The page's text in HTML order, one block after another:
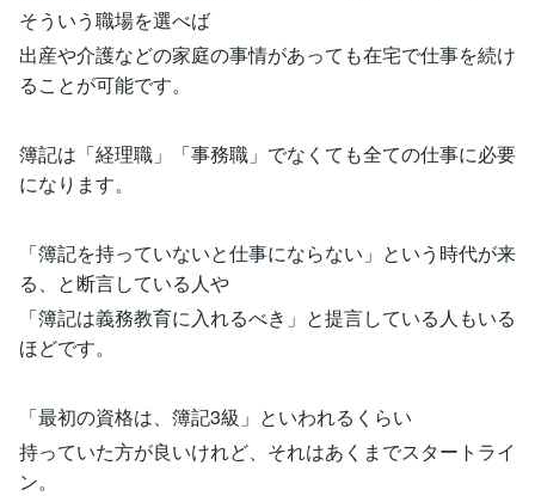
そういう職場を選べば
出産や介護などの家庭の事情があっても在宅で仕事を続け
ることが可能です。
簿記は「経理職」「事務職」でなくても全ての仕事に必要
になります。
「簿記を持っていないと仕事にならない」という時代が来
る、と断言している人や
「簿記は義務教育に入れるべき」と提言している人もいる
ほどです。
「最初の資格は、簿記3級」といわれるくらい
持っていた方が良いけれど、それはあくまでスタートライ
ン。